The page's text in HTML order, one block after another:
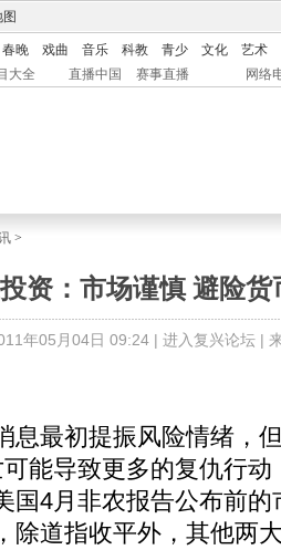
春晚 戏曲 音乐 科教 青少 文化
艺术
大全 直播中国 赛事直播 网络
>
资：市场谨慎 避险货
年05月04日 09:24 | 进入复兴论坛|
最初提振风险情绪，
能导致更多的复仇行
国4月非农报告公布前
除道指收平外，其他两